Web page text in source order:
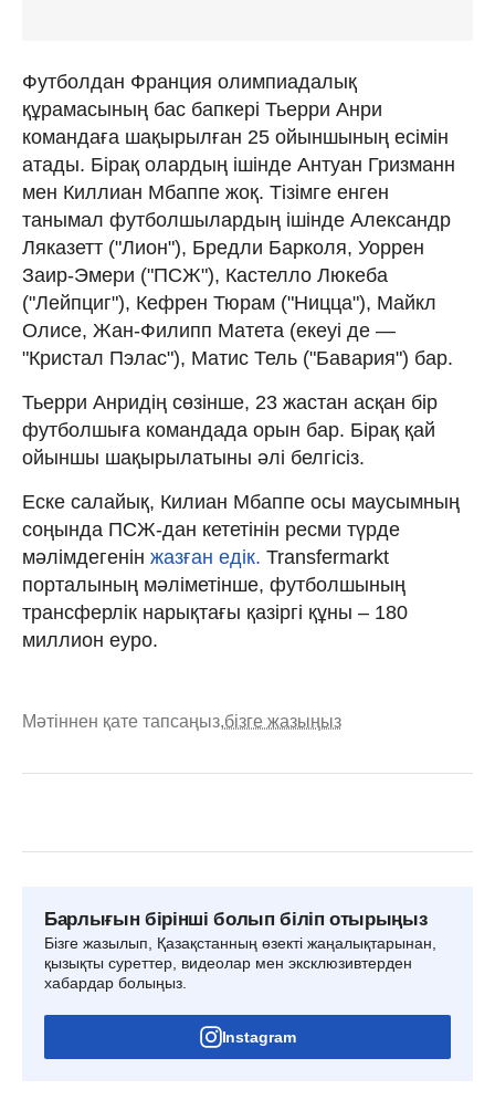
Футболдан Франция олимпиадалық
құрамасының бас бапкері Тьерри Анри
командаға шақырылған 25 ойыншының есімін
атады. Бірақ олардың ішінде Антуан Гризманн
мен Киллиан Мбаппе жоқ. Тізімге енген
танымал футболшылардың ішінде Александр
Ляказетт ("Лион"), Бредли Барколя, Уоррен
Заир‑Эмери ("ПСЖ"), Кастелло Люкеба
("Лейпциг"), Кефрен Тюрам ("Ницца"), Майкл
Олисе, Жан‑Филипп Матета (екеуі де —
"Кристал Пэлас"), Матис Тель ("Бавария") бар.
Тьерри Анридің сөзінше, 23 жастан асқан бір
футболшыға командада орын бар. Бірақ қай
ойыншы шақырылатыны әлі белгісіз.
Еске салайық, Килиан Мбаппе осы маусымның
соңында ПСЖ-дан кететінін ресми түрде
мәлімдегенін жазған едік. Transfermarkt
порталының мәліметінше, футболшының
трансферлік нарықтағы қазіргі құны – 180
миллион еуро.
Мәтіннен қате тапсаңыз,бізге жазыңыз
Барлығын бірінші болып біліп отырыңыз
Бізге жазылып, Қазақстанның өзекті жаңалықтарынан,
қызықты суреттер, видеолар мен эксклюзивтерден
хабардар болыңыз.
Instagram